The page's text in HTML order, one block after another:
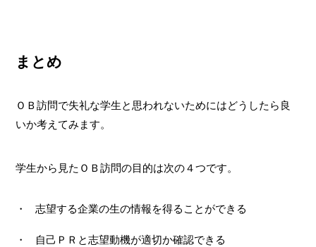
まとめ
ＯＢ訪問で失礼な学生と思われないためにはどうしたら良
いか考えてみます。
学生から見たＯＢ訪問の目的は次の４つです。
志望する企業の生の情報を得ることができる
自己ＰＲと志望動機が適切か確認できる